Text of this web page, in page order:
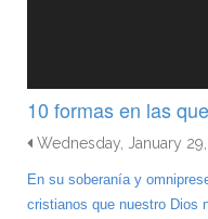
10 formas en las
Wednesday, January
En su soberanía y
cristianos que nuestro Dios